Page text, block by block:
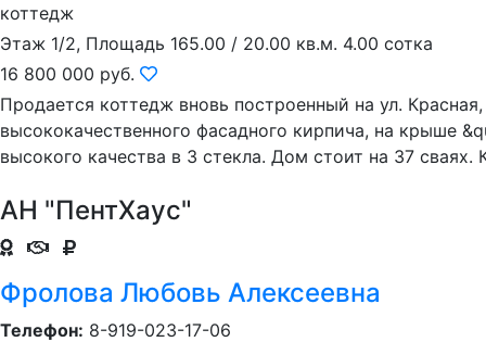
коттедж
Этаж 1/2, Площадь 165.00 / 20.00 кв.м. 4.00 сотка
16 800 000 руб.
Продается коттедж вновь построенный на ул.
высококачественного фасадного кирпича, на крыше
высокого качества в 3 стекла. Дом стоит на 37 сваях.
АН "ПентХаус"
Фролова Любовь Алексеевна
Телефон: 8-919-023-17-06